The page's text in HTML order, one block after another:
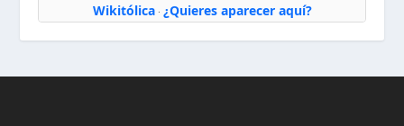
Wikitólica· ¿Quieres aparecer aquí?